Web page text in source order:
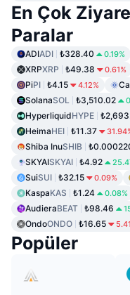
En Çok
Paralar
ADIADI ₺328.40 0.19%
XRPXRP ₺49.38 0.61%
PiPI ₺4.15 4.12%
SolanaSOL ₺3,510.02
HyperliquidHYPE
HeimaHEI ₺11.37
Shiba InuSHIB
SKYAISKYAI ₺4.92
SuiSUI ₺32.15 0.09%
KaspaKAS ₺1.24 0.08%
AudieraBEAT ₺98.46
OndoONDO ₺16.65
Popüler